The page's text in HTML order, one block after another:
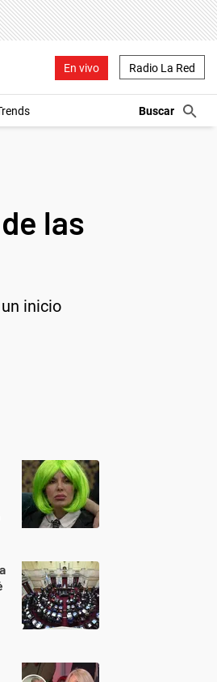
En vivo Radio La Red
las
inicio